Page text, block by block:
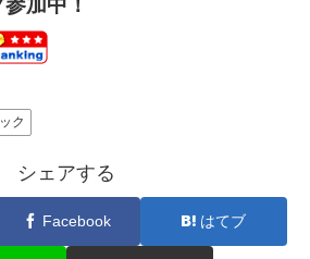
加中！
ク
シェアする
Facebook はてブ